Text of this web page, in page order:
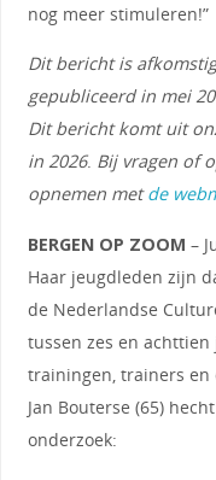
nog meer stimuleren!”
Dit bericht is
gepubliceerd in mei
Dit bericht komt uit
in 2026. Bij vragen of
opnemen metde
BERGEN OP ZOOM –
Haar jeugdleden zijn
de Nederlandse
tussen zes en
trainingen, trainers en
Jan Bouterse (65)
onderzoek: